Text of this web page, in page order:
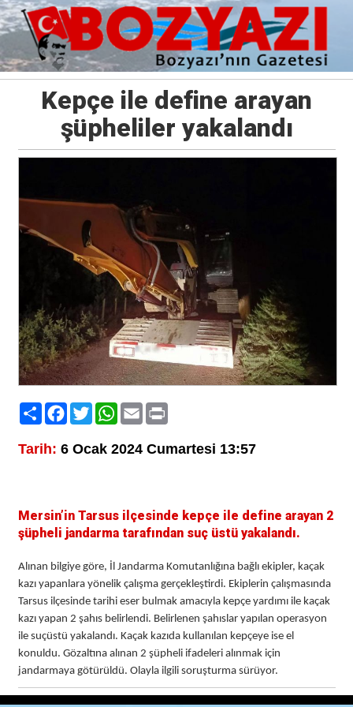
Kepçe ile define arayan
şüpheliler yakalandı
PaylaşFacebook
TwitterWhatsApp
EmailPrint
Tarih: 6 Ocak 2024 Cumartesi 13:57
Mersin’in Tarsus ilçesinde kepçe ile define arayan 2
şüpheli jandarma tarafından suç üstü yakalandı.
Alınan bilgiye göre, İl Jandarma Komutanlığına bağlı ekipler, kaçak
kazı yapanlara yönelik çalışma gerçekleştirdi. Ekiplerin çalışmasında
Tarsus ilçesinde tarihi eser bulmak amacıyla kepçe yardımı ile kaçak
kazı yapan 2 şahıs belirlendi. Belirlenen şahıslar yapılan operasyon
ile suçüstü yakalandı. Kaçak kazıda kullanılan kepçeye ise el
konuldu. Gözaltına alınan 2 şüpheli ifadeleri alınmak için
jandarmaya götürüldü. Olayla ilgili soruşturma sürüyor.